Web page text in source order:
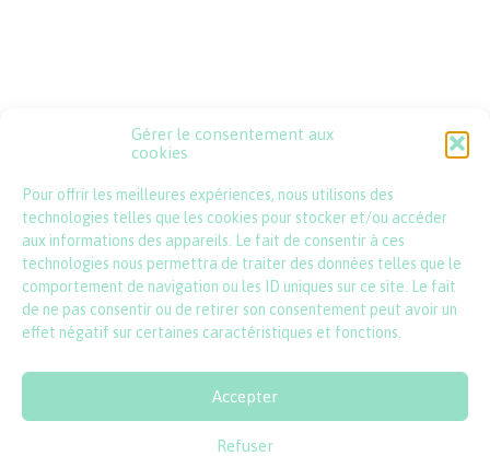
Gérer le consentement aux
cookies
Pour offrir les meilleures expériences, nous utilisons des
technologies telles que les cookies pour stocker et/ou accéder
aux informations des appareils. Le fait de consentir à ces
technologies nous permettra de traiter des données telles que le
comportement de navigation ou les ID uniques sur ce site. Le fait
de ne pas consentir ou de retirer son consentement peut avoir un
effet négatif sur certaines caractéristiques et fonctions.
Accepter
Refuser
contact@lincartadefrance.com
© 2026 l'incartade - tous droits réservés